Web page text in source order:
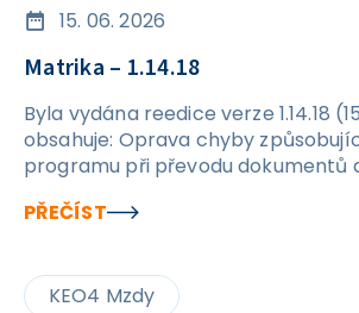
15. 06. 2026
Matrika – 1.14.18
Byla vydána reedice verze 1.14.18
obsahuje: Oprava chyby
programu při převodu dokumentů
PŘEČÍST
KEO4 Mzdy